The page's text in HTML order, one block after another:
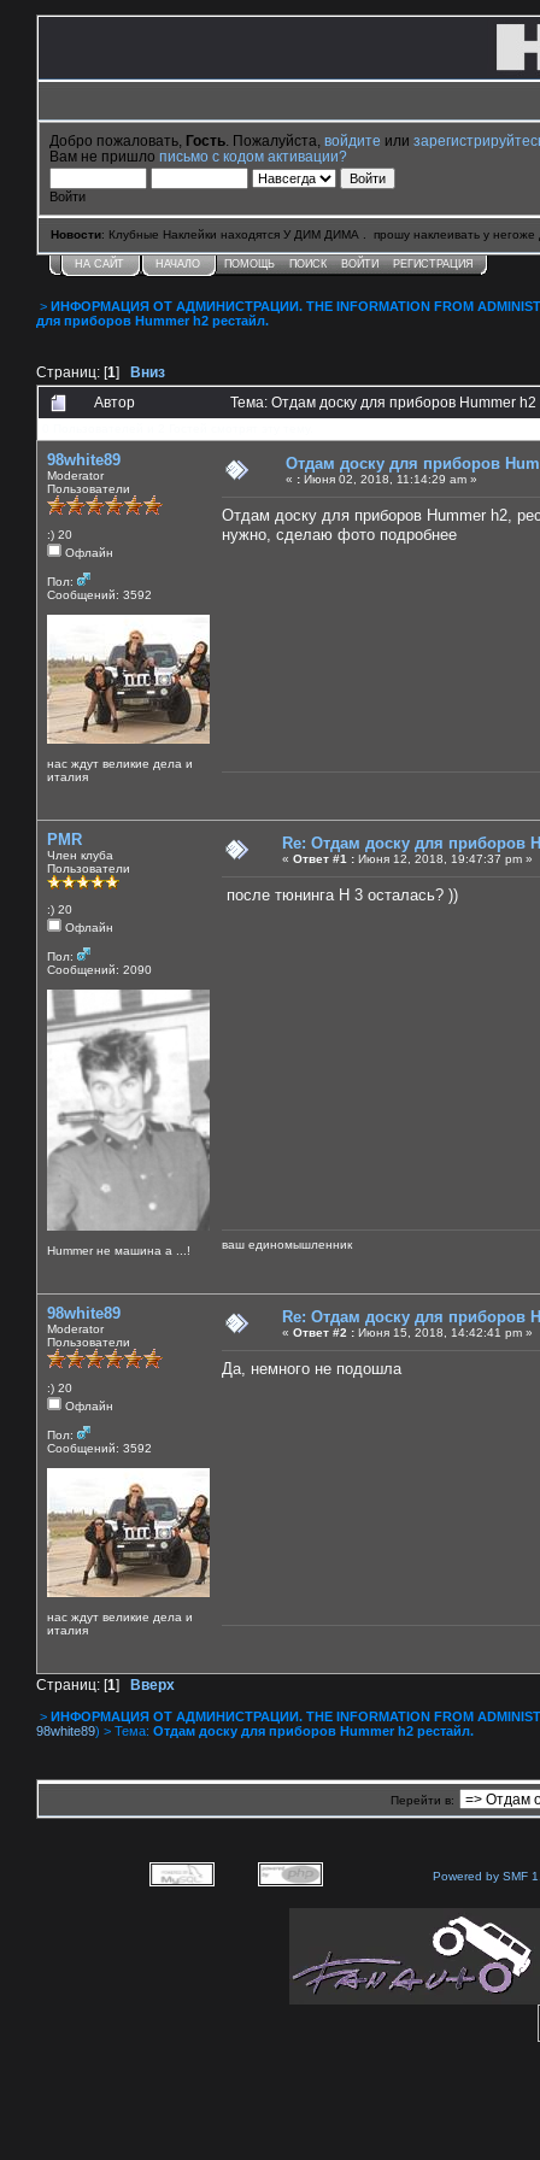
Добро пожаловать, Гость . Пожалуйста, войдите или
Вам не пришло письмо с кодом активации?
Войти
Новости: Клубные Наклейки находятся У ДИМ ДИМА . прошу наклеивать у негоже
НА САЙТ НАЧАЛО ПОМОЩЬ ПОИСК ВОЙТИ РЕГИСТРАЦИЯ
> ИНФОРМАЦИЯ ОТ АДМИНИСТРАЦИИ. THE INFORMATION FROM
для приборов Hummer h2 рестайл.
Страниц: [1] Вниз
Автор
Тема: Отдам доску для приборов Hummer
98white89
Moderator
Пользователи
:) 20
Офлайн
Пол:
Сообщений: 3592
нас ждут великие дела и
италия
Отдам доску для приборов
« : Июня 02, 2018, 11:14:29 am »
Отдам доску для приборов Hummer h2,
нужно, сделаю фото подробнее
PMR
Член клуба
Пользователи
:) 20
Офлайн
Пол:
Сообщений: 2090
Нummer не машина а ...!
Re: Отдам доску для приборов
« Ответ #1 : Июня 12, 2018, 19:47:37 pm »
после тюнинга Н 3 осталась? ))
ваш единомышленник
98white89
Moderator
Пользователи
:) 20
Офлайн
Пол:
Сообщений: 3592
нас ждут великие дела и
италия
Re: Отдам доску для приборов
« Ответ #2 : Июня 15, 2018, 14:42:41 pm »
Да, немного не подошла
Страниц: [1] Вверх
> ИНФОРМАЦИЯ ОТ АДМИНИСТРАЦИИ. THE INFORMATION FROM
98white89) > Тема: Отдам доску для приборов Hummer h2 рестайл.
Перейти в:
Powered by SMF